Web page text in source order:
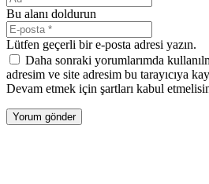
Bu alanı doldurun
Lütfen geçerli bir e-posta adresi yazın.
Daha sonraki yorumlarımda
adresim ve site adresim bu tarayıcıya
Devam etmek için şartları kabul
Yorum gönder